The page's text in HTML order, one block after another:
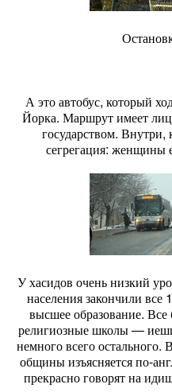
А это автобус, который
Йорка. Маршрут имеет
государством. Внутри,
сегрегация: женщины
У хасидов очень низкий
населения закончили
высшее образование. Все
религиозные школы —
немного всего остального.
общины изъясняется по-
прекрасно говорят на